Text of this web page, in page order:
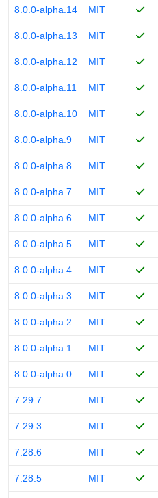
8.0.0-alpha.14 MIT
8.0.0-alpha.13 MIT
8.0.0-alpha.12 MIT
8.0.0-alpha.11 MIT
8.0.0-alpha.10 MIT
8.0.0-alpha.9 MIT
8.0.0-alpha.8 MIT
8.0.0-alpha.7 MIT
8.0.0-alpha.6 MIT
8.0.0-alpha.5 MIT
8.0.0-alpha.4 MIT
8.0.0-alpha.3 MIT
8.0.0-alpha.2 MIT
8.0.0-alpha.1 MIT
8.0.0-alpha.0 MIT
7.29.7 MIT
7.29.3 MIT
7.28.6 MIT
7.28.5 MIT